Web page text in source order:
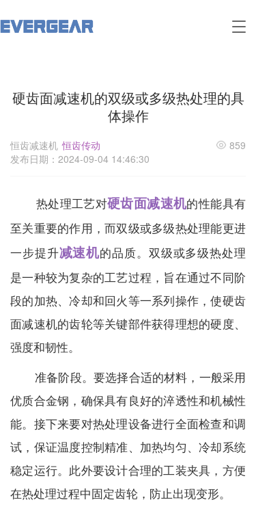
T
e
n
i
i
n
硬齿面减速机的双级或多级热处理的具
体操作
恒齿减速机 恒齿传动
发布日期：2024-09-04 14:46:30
859
热处理工艺对硬齿面减速机的性能具有
至关重要的作用，而双级或多级热处理能更进
一步提升减速机的品质。双级或多级热处理
是一种较为复杂的工艺过程，旨在通过不同阶
段的加热、冷却和回火等一系列操作，使硬齿
面减速机的齿轮等关键部件获得理想的硬度、
强度和韧性。
准备阶段。要选择合适的材料，一般采用
优质合金钢，确保具有良好的淬透性和机械性
能。接下来要对热处理设备进行全面检查和调
试，保证温度控制精准、加热均匀、冷却系统
稳定运行。此外要设计合理的工装夹具，方便
在热处理过程中固定齿轮，防止出现变形。